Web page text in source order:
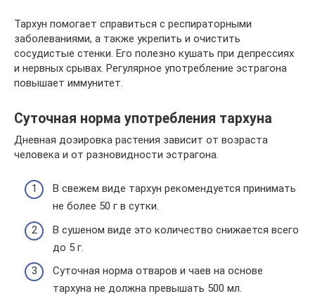
Тархун помогает справиться с респираторными
заболеваниями, а также укрепить и очистить
сосудистые стенки. Его полезно кушать при депрессиях
и нервных срывах. Регулярное употребление эстрагона
повышает иммунитет.
Суточная норма употребления тархуна
Дневная дозировка растения зависит от возраста
человека и от разновидности эстрагона.
В свежем виде тархун рекомендуется принимать
не более 50 г в сутки.
В сушеном виде это количество снижается всего
до 5 г.
Суточная норма отваров и чаев на основе
тархуна не должна превышать 500 мл.